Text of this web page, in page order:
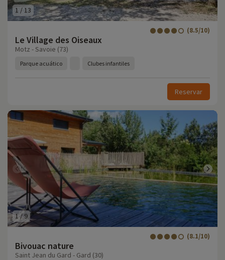
1 /13
Le Village des Oiseaux
(8.5/10)
Motz - Savoie (73)
Parque acuático Clubes infantiles
Reservar
1/9
Bivouac nature
(8.1/10)
Saint Jean du Gard - Gard (30)